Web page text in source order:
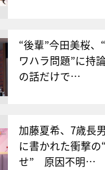
“後輩”今田美桜、
ワハラ問題”に持
の話だけで…
加藤夏希、7歳長
に書かれた衝撃の
せ” 原因不明…